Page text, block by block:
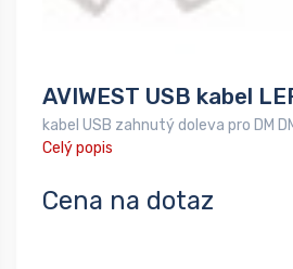
AVIWEST USB kabel
kabel USB zahnutý doleva pro DM
Celý popis
Cena na dotaz